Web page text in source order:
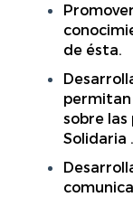
de ésta.
permitan
sobre las
Solidaria .